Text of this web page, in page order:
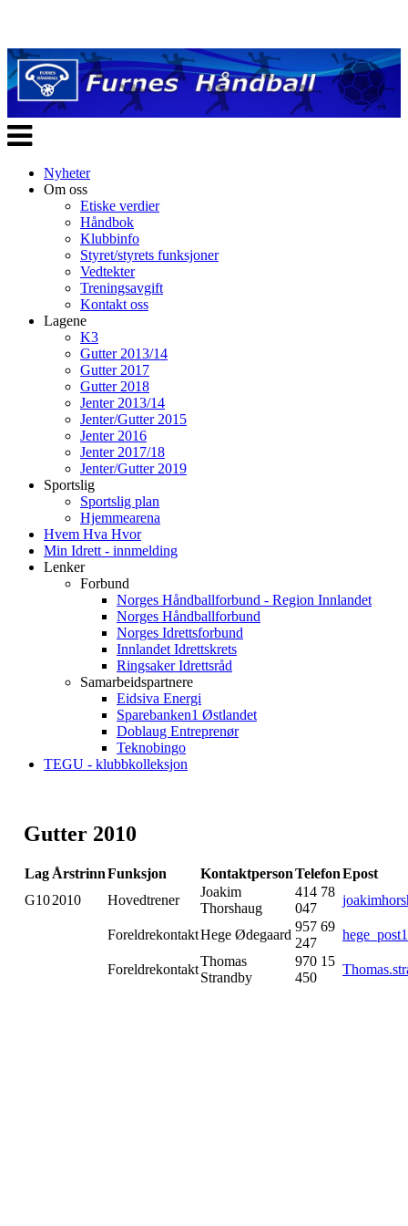
Veksle
navigasjon
Nyheter
Om oss
Etiske verdier
Håndbok
Klubbinfo
Styret/styrets funksjoner
Vedtekter
Treningsavgift
Kontakt oss
Lagene
K3
Gutter 2013/14
Gutter 2017
Gutter 2018
Jenter 2013/14
Jenter/Gutter 2015
Jenter 2016
Jenter 2017/18
Jenter/Gutter 2019
Sportslig
Sportslig plan
Hjemmearena
Hvem Hva Hvor
Min Idrett - innmelding
Lenker
Forbund
Norges Håndballforbund - Region Innlandet
Norges Håndballforbund
Norges Idrettsforbund
Innlandet Idrettskrets
Ringsaker Idrettsråd
Samarbeidspartnere
Eidsiva Energi
Sparebanken1 Østlandet
Doblaug Entreprenør
Teknobingo
TEGU - klubbkolleksjon
Gutter 2010
Lag ÅrstrinnFunksjon KontaktpersonTelefonEpost
G102010 Hovedtrener
Joakim
Thorshaug
414 78
047
ForeldrekontaktHege Ødegaard
957 69
247
Foreldrekontakt
Thomas
Strandby
970 15
450